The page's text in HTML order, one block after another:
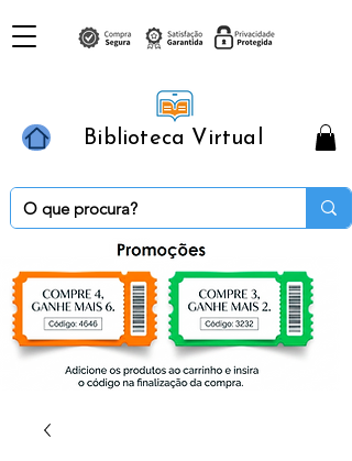
Biblioteca Virtual